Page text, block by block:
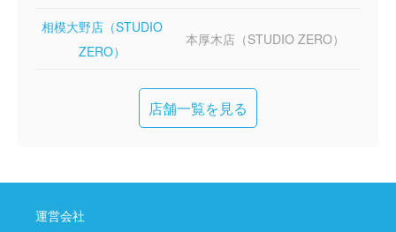
相模大野店（STUDIO
ZERO）
本厚木店（STUDIO ZERO）
店舗一覧を見る
運営会社